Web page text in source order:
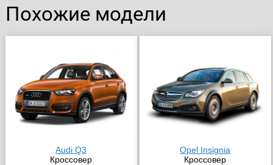
Похожие модели
Audi Q3
Кроссовер
Opel Insignia
Кроссовер